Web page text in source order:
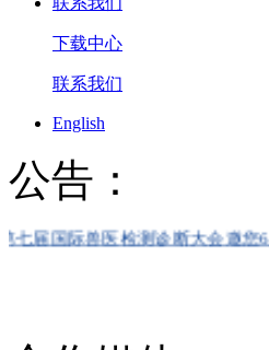
下载中心
联系我们
English
公告：
国际兽医检测诊断大会邀您6月相